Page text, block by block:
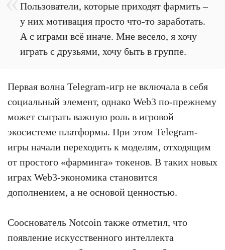
Пользователи, которые приходят фармить –
у них мотивация просто что-то заработать.
А с играми всё иначе. Мне весело, я хочу
играть с друзьями, хочу быть в группе.
Первая волна Telegram-игр не включала в себя
социальный элемент, однако Web3 по-прежнему
может сыграть важную роль в игровой
экосистеме платформы. При этом Telegram-
игры начали переходить к моделям, отходящим
от простого «фарминга» токенов. В таких новых
играх Web3-экономика становится
дополнением, а не основой ценностью.
Сооснователь Notcoin также отметил, что
появление искусственного интеллекта